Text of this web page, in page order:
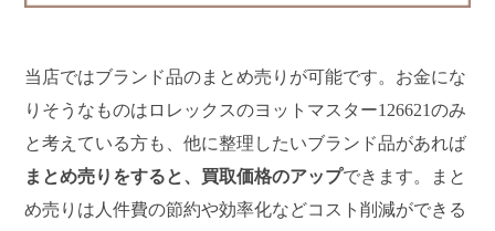
当店ではブランド品のまとめ売りが可能です。お金にな
りそうなものはロレックスのヨットマスター126621のみ
と考えている方も、他に整理したいブランド品があれば
まとめ売りをすると、買取価格のアップできます。まと
め売りは人件費の節約や効率化などコスト削減ができる